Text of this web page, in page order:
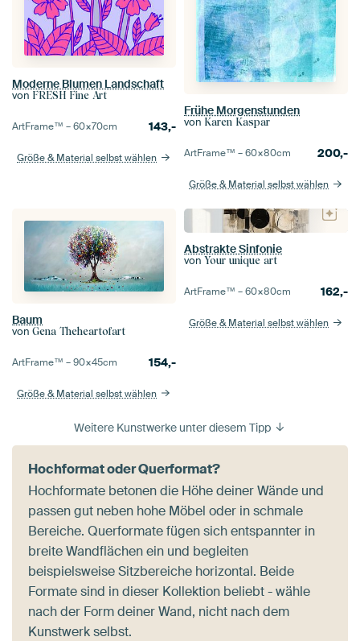
Moderne Blumen Landschaft
von FRESH Fine Art
ArtFrame™ –60×70cm 143,-
Größe & Material selbst wählen
Frühe Morgenstunden
von Karen Kaspar
ArtFrame™ –60×80cm 200,-
Größe & Material selbst wählen
Baum
von Gena Theheartofart
ArtFrame™ –90×45cm 154,-
Größe & Material selbst wählen
Abstrakte Sinfonie
von Your unique art
ArtFrame™ –60×80cm 162,-
Größe & Material selbst wählen
Weitere Kunstwerke unter diesem Tipp
Hochformat oder Querformat?
Hochformate betonen die Höhe deiner Wände und
passen gut neben hohe Möbel oder in schmale
Bereiche. Querformate fügen sich entspannter in
breite Wandflächen ein und begleiten
beispielsweise Sitzbereiche horizontal. Beide
Formate sind in dieser Kollektion beliebt - wähle
nach der Form deiner Wand, nicht nach dem
Kunstwerk selbst.